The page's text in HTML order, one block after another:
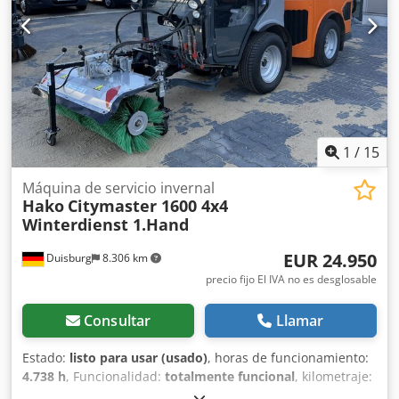
Transmisión ZF 12 AS 1210 OD, frenos de disco en los ejes
delantero y trasero, cabina C, ABS, ASR, MAN Brakematic,
bloqueo del diferencial del eje trasero. ¡La barredora tiene
aproximadamente 10.519 horas de funcionamiento!
Dedpfxoztfp Ue Ai Ujkr En 2024, con aproximadamente
10.000 horas de funcionamiento, se reemplazó el sistema
AdBlue y los inyectores, con un coste de aproximadamente
10.000 €. En 2023, se reemplazó una bomba hidráulica.
LAS ESPECIFICACIONES DE LOS ACCESORIOS SE
PROPORCIONAN SIN GARANTÍA, se reservan los derechos
de modificación, venta previa y errores.
1 / 15
Duisburg 8.306 km
Máquina de servicio invernal
Hako Citymaster 1600 4x4
Winterdienst 1.Hand
EUR 24.950
precio fijo El IVA no es desglosable
Consultar Llamar
Estado: listo para usar (usado), horas de funcionamiento:
4.738 h, Funcionalidad: totalmente funcional, kilometraje:
55 kW (74,78 CV)